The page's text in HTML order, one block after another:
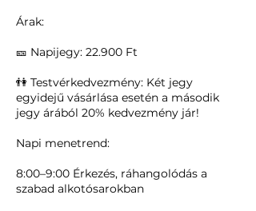
Árak:
🎫 Napijegy: 22.900 Ft
👫 Testvérkedvezmény: Két jegy
egyidejű vásárlása esetén a második
jegy árából 20% kedvezmény jár!
Napi menetrend:
8:00–9:00 Érkezés, ráhangolódás a
szabad alkotósarokban